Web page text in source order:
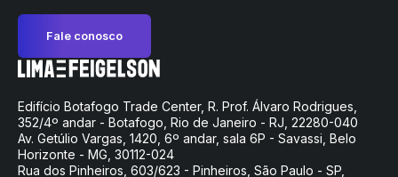
Fale conosco
Edifício Botafogo Trade Center, R. Prof. Álvaro Rodrigues,
352/4º andar - Botafogo, Rio de Janeiro - RJ, 22280-040
Av. Getúlio Vargas, 1420, 6º andar, sala 6P - Savassi, Belo
Horizonte - MG, 30112-024
Rua dos Pinheiros, 603/623 - Pinheiros, São Paulo - SP,